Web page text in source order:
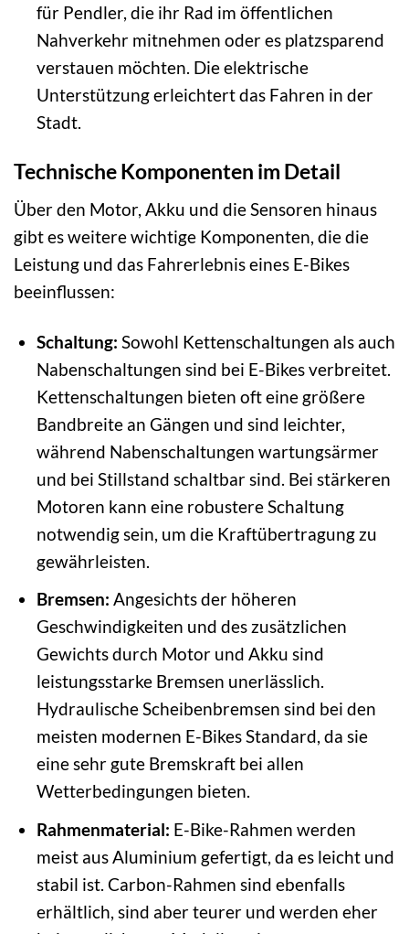
für Pendler, die ihr Rad im öffentlichen
Nahverkehr mitnehmen oder es platzsparend
verstauen möchten. Die elektrische
Unterstützung erleichtert das Fahren in der
Stadt.
Technische Komponenten im Detail
Über den Motor, Akku und die Sensoren hinaus
gibt es weitere wichtige Komponenten, die die
Leistung und das Fahrerlebnis eines E-Bikes
beeinflussen:
Schaltung: Sowohl Kettenschaltungen als auch
Nabenschaltungen sind bei E-Bikes verbreitet.
Kettenschaltungen bieten oft eine größere
Bandbreite an Gängen und sind leichter,
während Nabenschaltungen wartungsärmer
und bei Stillstand schaltbar sind. Bei stärkeren
Motoren kann eine robustere Schaltung
notwendig sein, um die Kraftübertragung zu
gewährleisten.
Bremsen: Angesichts der höheren
Geschwindigkeiten und des zusätzlichen
Gewichts durch Motor und Akku sind
leistungsstarke Bremsen unerlässlich.
Hydraulische Scheibenbremsen sind bei den
meisten modernen E-Bikes Standard, da sie
eine sehr gute Bremskraft bei allen
Wetterbedingungen bieten.
Rahmenmaterial: E-Bike-Rahmen werden
meist aus Aluminium gefertigt, da es leicht und
stabil ist. Carbon-Rahmen sind ebenfalls
erhältlich, sind aber teurer und werden eher